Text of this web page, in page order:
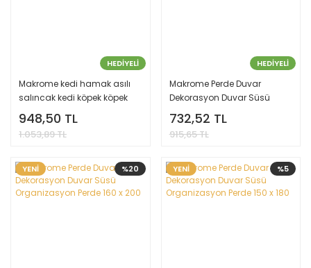
HEDİYELİ
Makrome kedi hamak asılı
salıncak kedi köpek köpek
yatak sepeti ev Pet kedi
aksesuarları
948,50 TL
1.053,89 TL
HEDİYELİ
Makrome Perde Duvar
Dekorasyon Duvar Süsü
Organizasyon Perde
732,52 TL
915,65 TL
%20
YENİ %5
YENİ